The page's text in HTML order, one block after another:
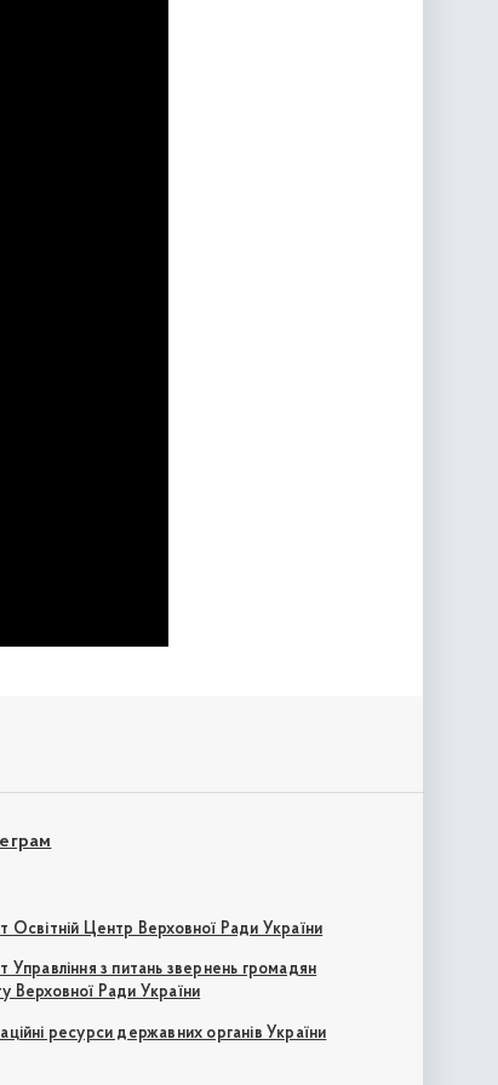
Освітній Центр Верховної Ради України
Управління з питань звернень громадян
Верховної Ради України
ресурси державних органів України